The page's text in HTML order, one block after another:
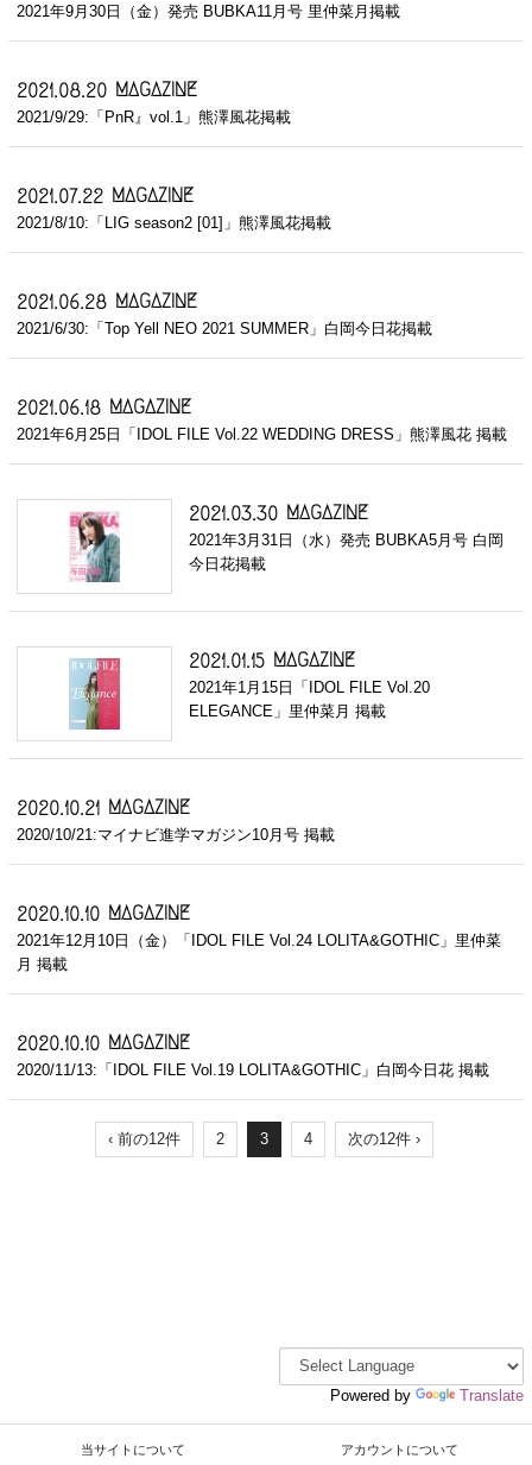
2021年9月30日（金）発売 BUBKA11月号 里仲菜月掲載
2021.08.20 MAGAZINE
2021/9/29:「PnR』vol.1」熊澤風花掲載
2021.07.22 MAGAZINE
2021/8/10:「LIG season2 [01]」熊澤風花掲載
2021.06.28 MAGAZINE
2021/6/30:「Top Yell NEO 2021 SUMMER」白岡今日花掲載
2021.06.18 MAGAZINE
2021年6月25日「IDOL FILE Vol.22 WEDDING DRESS」熊澤風花 掲載
2021.03.30 MAGAZINE
2021年3月31日（水）発売 BUBKA5月号 白岡
今日花掲載
2021.01.15 MAGAZINE
2021年1月15日「IDOL FILE Vol.20
ELEGANCE」里仲菜月 掲載
2020.10.21 MAGAZINE
2020/10/21:マイナビ進学マガジン10月号 掲載
2020.10.10 MAGAZINE
2021年12月10日（金）「IDOL FILE Vol.24 LOLITA&GOTHIC」里仲菜
月 掲載
2020.10.10 MAGAZINE
2020/11/13:「IDOL FILE Vol.19 LOLITA&GOTHIC」白岡今日花 掲載
‹ 前の12件 2 3 4 次の12件 ›
Powered by Translate
当サイトについて アカウントについて